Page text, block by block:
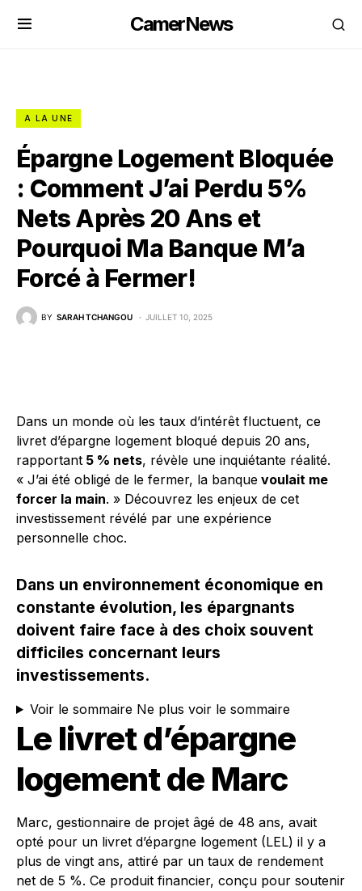
CamerNews
A LA UNE
Épargne Logement Bloquée
: Comment J’ai Perdu 5%
Nets Après 20 Ans et
Pourquoi Ma Banque M’a
Forcé à Fermer!
BY SARAH TCHANGOU JUILLET 10, 2025
Dans un monde où les taux d’intérêt fluctuent, ce
livret d’épargne logement bloqué depuis 20 ans,
rapportant 5 % nets, révèle une inquiétante réalité.
« J’ai été obligé de le fermer, la banque voulait me
forcer la main. » Découvrez les enjeux de cet
investissement révélé par une expérience
personnelle choc.
Dans un environnement économique en
constante évolution, les épargnants
doivent faire face à des choix souvent
difficiles concernant leurs
investissements.
Voir le sommaire Ne plus voir le sommaire
Le livret d’épargne
logement de Marc
Marc, gestionnaire de projet âgé de 48 ans, avait
opté pour un livret d’épargne logement (LEL) il y a
plus de vingt ans, attiré par un taux de rendement
net de 5 %. Ce produit financier, conçu pour soutenir